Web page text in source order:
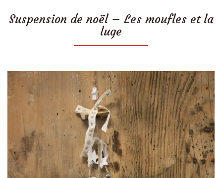
Suspension de noël – Les moufles et la
luge